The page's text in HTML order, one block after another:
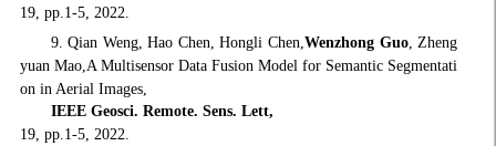
19, pp.1-5, 2022.
9. Qian Weng, Hao Chen, Hongli Chen,Wenzhong Guo, Zheng
yuan Mao,A Multisensor Data Fusion Model for Semantic Segmentati
on in Aerial Images,
IEEE Geosci. Remote. Sens. Lett,
19, pp.1-5, 2022.